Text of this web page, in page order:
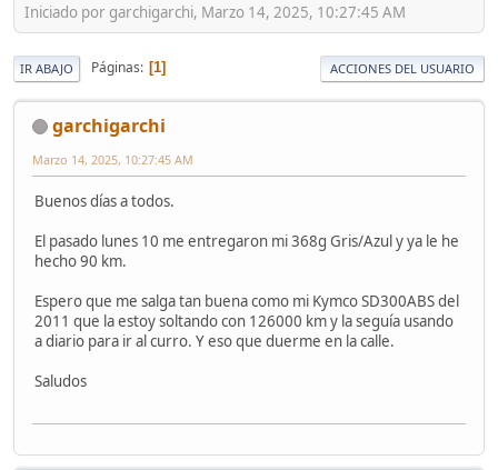
Iniciado por garchigarchi, Marzo 14, 2025, 10:27:45 AM
IR ABAJO Páginas 1 ACCIONES DEL USUARIO
garchigarchi
Marzo 14, 2025, 10:27:45 AM
Buenos días a todos.
El pasado lunes 10 me entregaron mi 368g Gris/Azul y ya le he
hecho 90 km.
Espero que me salga tan buena como mi Kymco SD300ABS del
2011 que la estoy soltando con 126000 km y la seguía usando
a diario para ir al curro. Y eso que duerme en la calle.
Saludos